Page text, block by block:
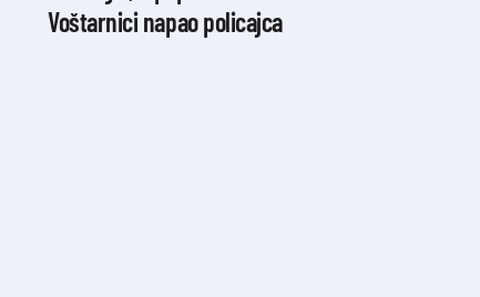
Voštarnici napao policajca